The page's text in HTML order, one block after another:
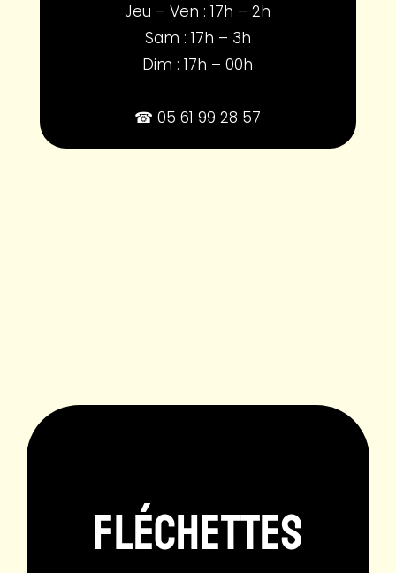
Jeu – Ven : 17h – 2h
Sam : 17h – 3h
Dim : 17h – 00h
☎ 05 61 99 28 57
fléchettes